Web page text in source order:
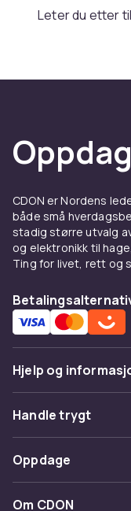
Leter du etter
Deksel
til
Lite
Et godt deksel
Note 10 Lite
uhell. Velg
støtdempende
beskyttelse.
tilbehørhos
Ladere
Galaxy
Hold batteriet
Samsung
du
ladere som
lader hjemme
CDON er Nordens
både små
stadig større utvalg
og elektronikk til
Ting for livet, rett og
Hjelp og
Vanlige spørsmål
Spor pakke
Angre & returner
Kontakt oss
Handle trygt
Betaling
Levering
Oppdage
Kategorier
Om CDON